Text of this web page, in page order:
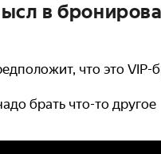
в
что это VIP-
брать что-то другое